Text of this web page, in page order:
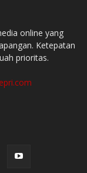
online yang
Ketepatan
prioritas.